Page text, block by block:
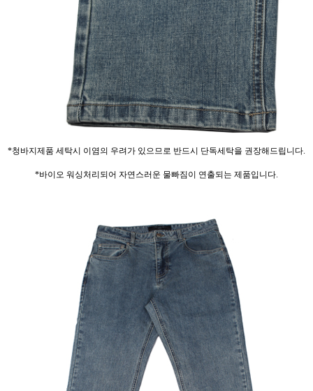
*청바지제품 세탁시 이염의 우려가 있으므로 반드시 단독세탁을 권장해드립니다.
*바이오 워싱처리되어 자연스러운 물빠짐이 연출되는 제품입니다.